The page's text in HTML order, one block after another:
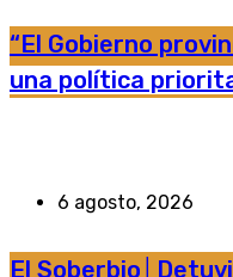
“El Gobierno
una política
6 agosto, 2026
El